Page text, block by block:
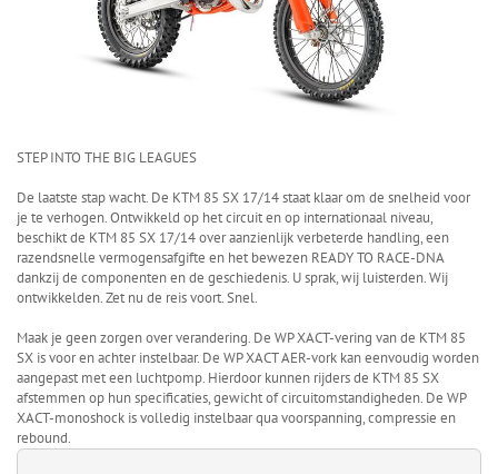
STEP INTO THE BIG LEAGUES
De laatste stap wacht. De KTM 85 SX 17/14 staat klaar om de snelheid voor
je te verhogen. Ontwikkeld op het circuit en op internationaal niveau,
beschikt de KTM 85 SX 17/14 over aanzienlijk verbeterde handling, een
razendsnelle vermogensafgifte en het bewezen READY TO RACE-DNA
dankzij de componenten en de geschiedenis. U sprak, wij luisterden. Wij
ontwikkelden. Zet nu de reis voort. Snel.
Maak je geen zorgen over verandering. De WP XACT-vering van de KTM 85
SX is voor en achter instelbaar. De WP XACT AER-vork kan eenvoudig worden
aangepast met een luchtpomp. Hierdoor kunnen rijders de KTM 85 SX
afstemmen op hun specificaties, gewicht of circuitomstandigheden. De WP
XACT-monoshock is volledig instelbaar qua voorspanning, compressie en
rebound.